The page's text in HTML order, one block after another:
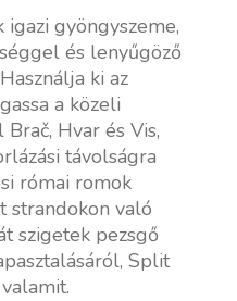
gyöngyszeme,
és lenyűgöző
ki az
a közeli
Hvar és Vis,
távolságra
római romok
strandokon való
szigetek pezsgő
Split